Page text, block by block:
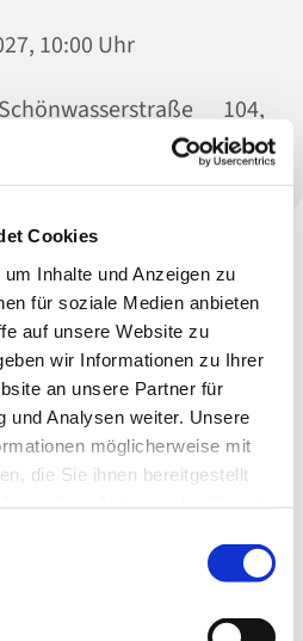
Cookies
Inhalte und Anzeigen zu
für soziale Medien anbieten
auf unsere Website zu
wir Informationen zu Ihrer
an unsere Partner für
und Analysen weiter. Unsere
möglicherweise mit
die Sie ihnen bereitgestellt
10:00 Uhr
104,